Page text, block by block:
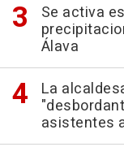
Se activa
Álava
La
asistentes